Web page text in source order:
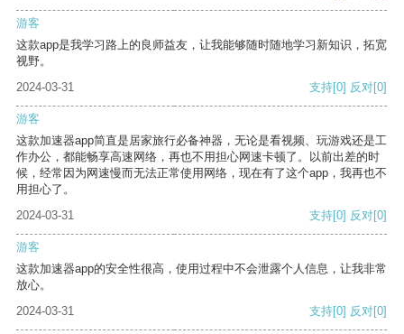
游客
这款app是我学习路上的良师益友，让我能够随时随地学习新知识，拓宽
视野。
2024-03-31
支持[0] 反对[0]
游客
这款加速器app简直是居家旅行必备神器，无论是看视频、玩游戏还是工
作办公，都能畅享高速网络，再也不用担心网速卡顿了。以前出差的时
候，经常因为网速慢而无法正常使用网络，现在有了这个app，我再也不
用担心了。
2024-03-31
支持[0] 反对[0]
游客
这款加速器app的安全性很高，使用过程中不会泄露个人信息，让我非常
放心。
2024-03-31
支持[0] 反对[0]